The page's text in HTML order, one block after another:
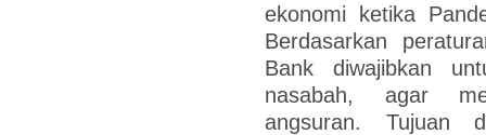
ekonomi ketika
Berdasarkan
Bank diwajibkan
nasabah, agar
angsuran. Tujuan